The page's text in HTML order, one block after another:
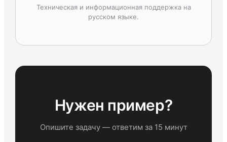
Техническая и информационная поддержка на
русском языке.
Нужен пример?
Опишите задачу — ответим за 15 минут